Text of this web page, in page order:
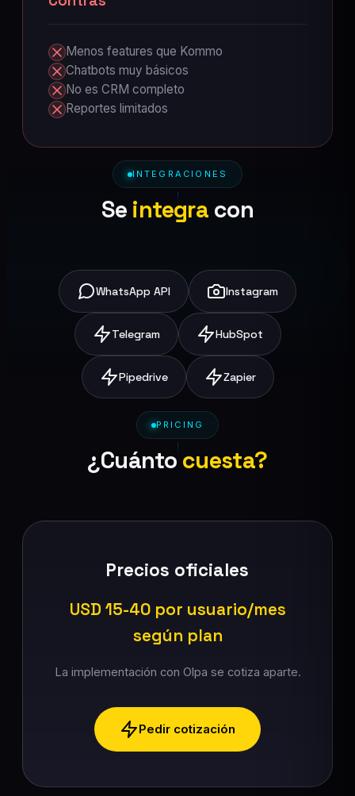
Menos features que Kommo
Chatbots muy básicos
No es CRM completo
Reportes limitados
INTEGRACIONES
Se integra con
WhatsApp API Instagram
Telegram HubSpot
Pipedrive Zapier
PRICING
¿Cuánto cuesta?
Precios oficiales
USD 15-40 por usuario/mes
según plan
La implementación con Olpa se cotiza aparte.
Pedir cotización